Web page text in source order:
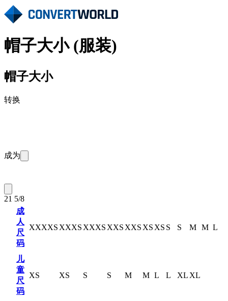
帽子大小 (服装)
帽子大小
转换
成为
21 5/8
成
人
尺
码
XXXXS XXXS XXXS XXS XXS XS XS S S M M L
儿
童
尺
码
XS XS S S M M L L XL XL